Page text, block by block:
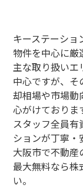
キーステーショ
物件を中心に厳
主な取り扱いエ
中心ですが、
却相場や市場動
心がけておりま
スタッフ全員有
ションが丁寧・
大阪市で不動
最大無料なら株
い。